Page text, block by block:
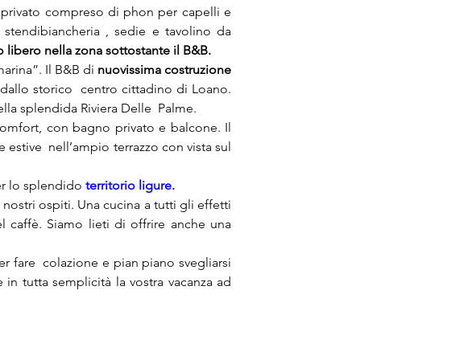
compreso di phon per capelli e
, sedie e tavolino da
nella zona sottostante il B&B.
Il B&B di nuovissima costruzione
storico  centro cittadino di Loano.
splendida Riviera Delle  Palme.
nell’ampio terrazzo con vista sul
lo splendido territorio ligure.
ospiti. Una cucina a tutti gli effetti
Siamo lieti di offrire anche una
fare  colazione e pian piano svegliarsi
tutta semplicità la vostra vacanza ad